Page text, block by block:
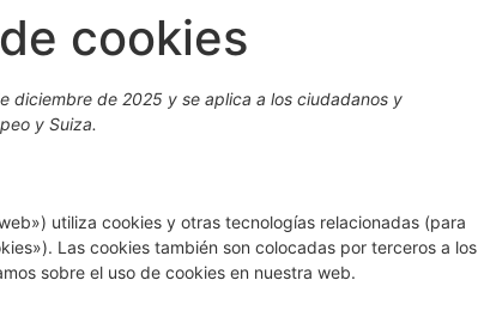
cookies
diciembre de 2025 y se aplica a los ciudadanos y
y Suiza.
utiliza cookies y otras tecnologías relacionadas (para
Las cookies también son colocadas por terceros a los
sobre el uso de cookies en nuestra web.